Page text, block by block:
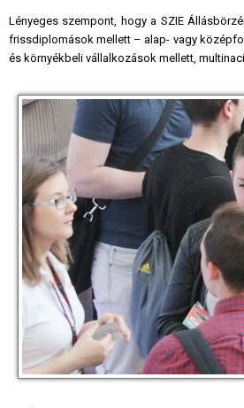
Lényeges szempont, hogy a SZIE
frissdiplomások mellett – alap- vagy
és környékbeli vállalkozások mellett,